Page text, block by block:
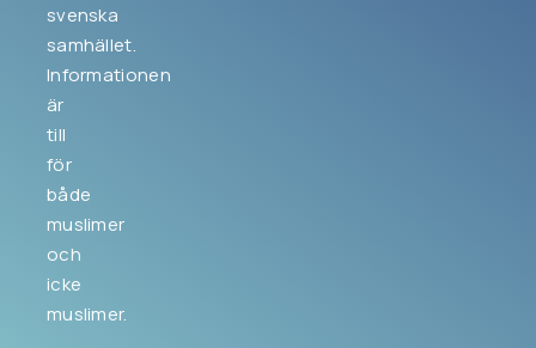
svenska
samhället.
Informationen
är
till
för
både
muslimer
och
icke
muslimer.